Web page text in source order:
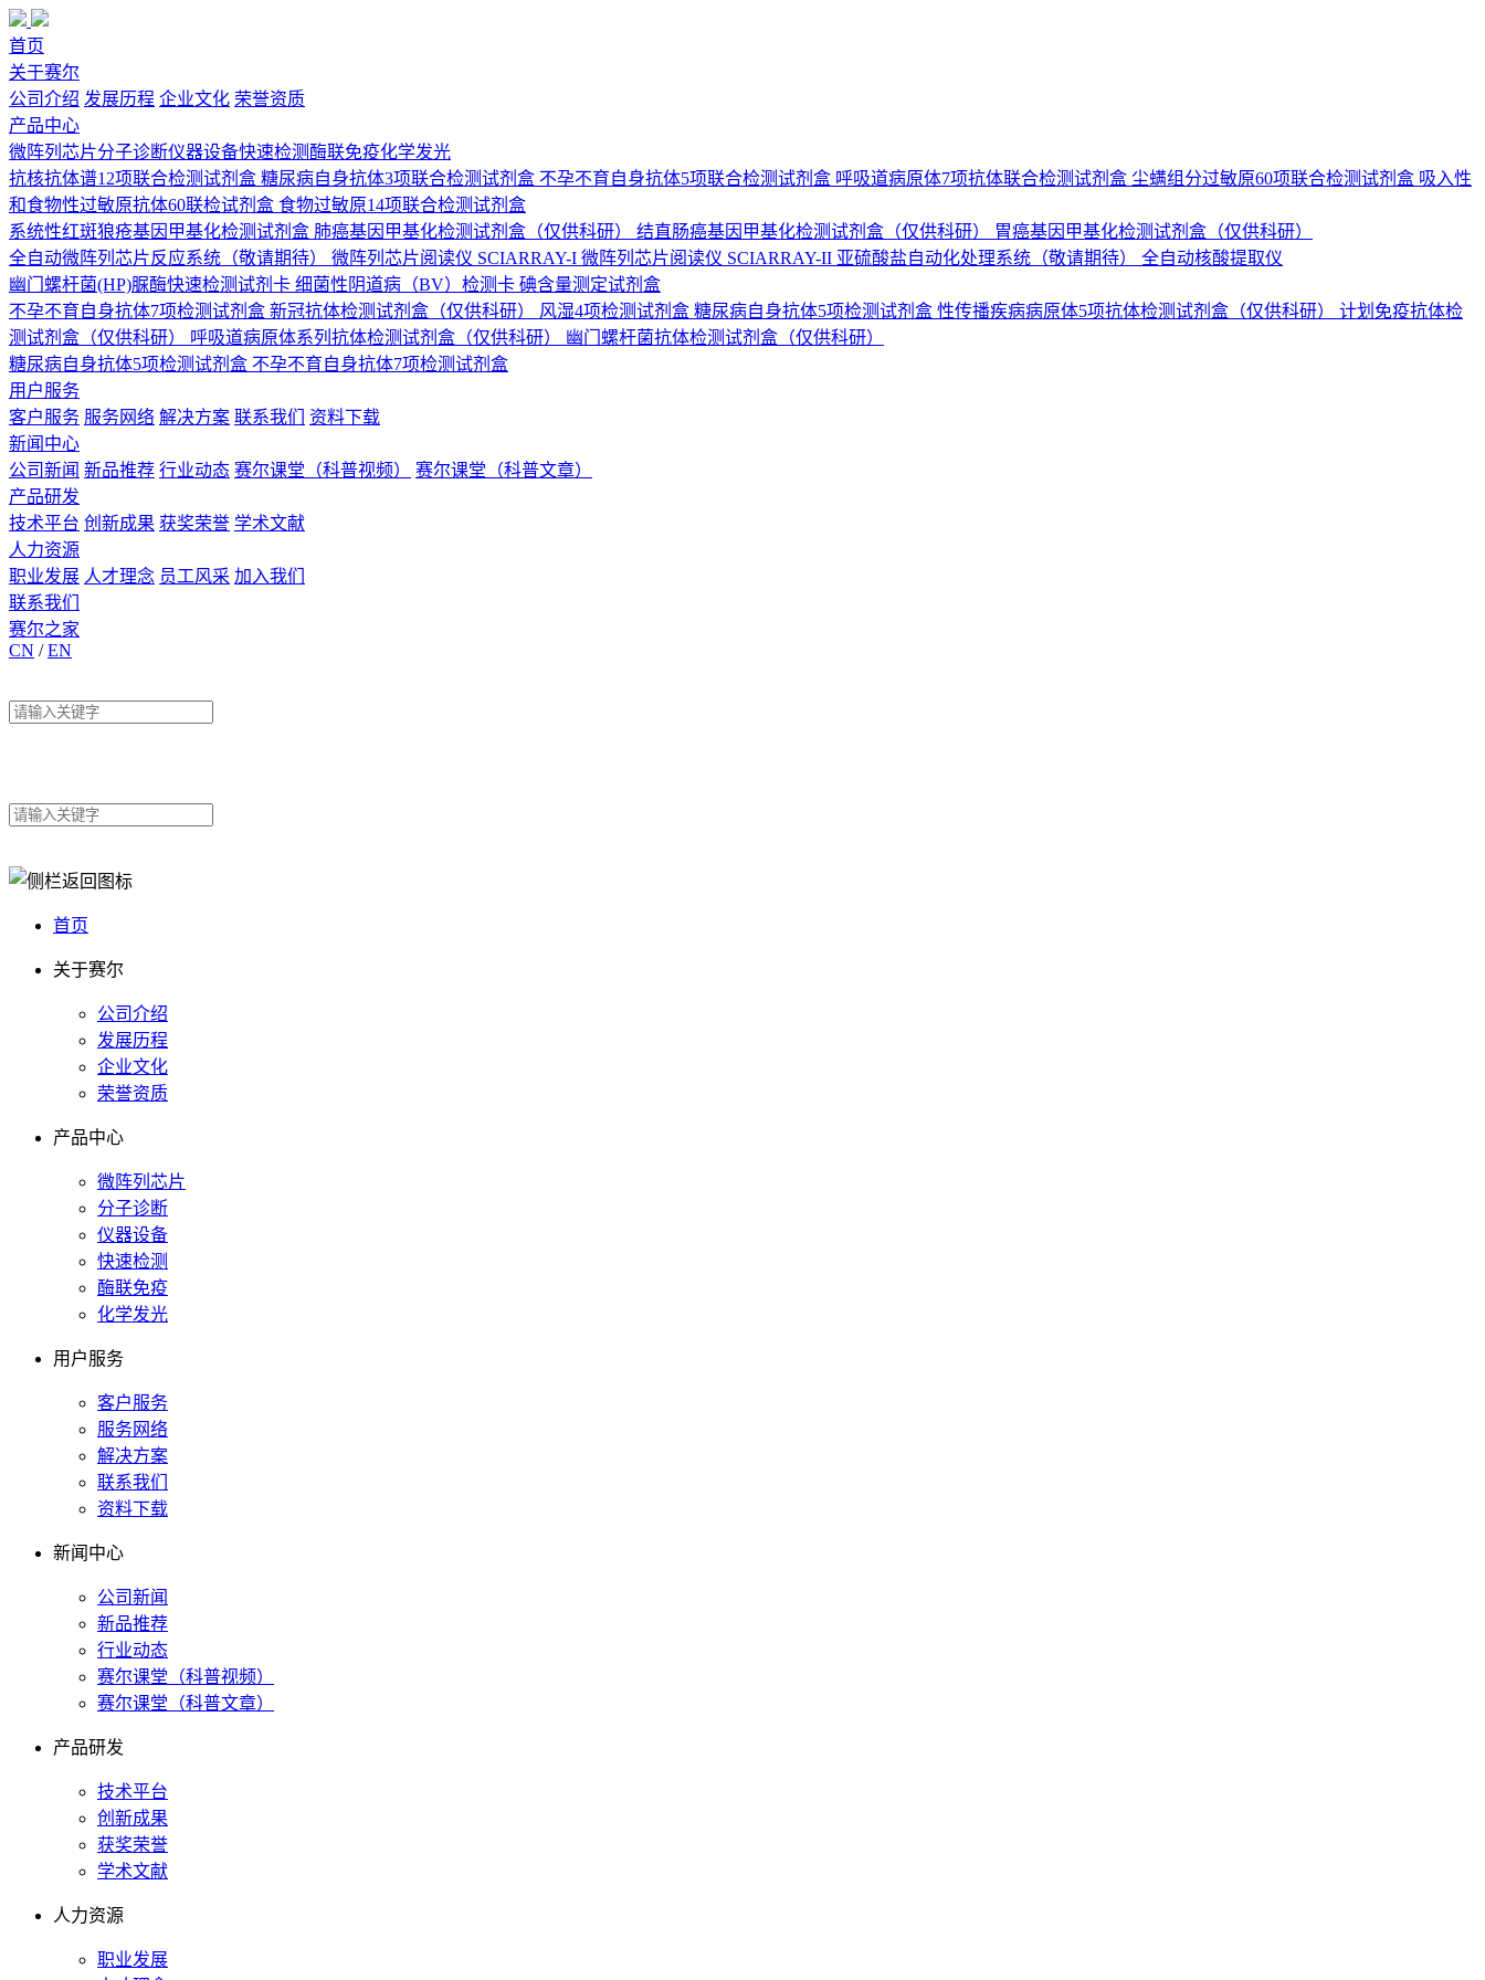
首页
关于赛尔
公司介绍 发展历程 企业文化 荣誉资质
产品中心
微阵列芯片分子诊断仪器设备快速检测 酶联免疫化学发光
抗核抗体谱12项联合检测试剂盒 糖尿病自身抗体3项联合检测试剂盒 不孕不育自身抗体5项联合检测试剂盒 呼吸道病原体7项抗体联合检测试剂盒 尘螨组分过敏原60项联合检测试剂盒 吸入性
和食物性过敏原抗体60联检试剂盒 食物过敏原14项联合检测试剂盒
系统性红斑狼疮基因甲基化检测试剂盒 肺癌基因甲基化检测试剂盒（仅供科研） 结直肠癌基因甲基化检测试剂盒（仅供科研）
胃癌基因甲基化检测试剂盒（仅供科研）
全自动微阵列芯片反应系统（敬请期待） 微阵列芯片阅读仪 SCIARRAY-I 微阵列芯片阅读仪 SCIARRAY-II 亚硫酸盐自动化处理系统（敬请期待） 全自动核酸提取仪
幽门螺杆菌(HP)脲酶快速检测试剂卡 细菌性阴道病（BV）检测卡 碘含量测定试剂盒
不孕不育自身抗体7项检测试剂盒 新冠抗体检测试剂盒（仅供科研） 风湿4项检测试剂盒 糖尿病自身抗体5项检测试剂盒 性传播疾病病原体5项抗体检测试剂盒（仅供科研） 计划免疫抗体检
测试剂盒（仅供科研）
呼吸道病原体系列抗体检测试剂盒（仅供科研）
幽门螺杆菌抗体检测试剂盒（仅供科研）
糖尿病自身抗体5项检测试剂盒 不孕不育自身抗体7项检测试剂盒
用户服务
客户服务 服务网络 解决方案 联系我们
资料下载
新闻中心
公司新闻 新品推荐 行业动态 赛尔课堂（科普视频）
赛尔课堂（科普文章）
产品研发
技术平台 创新成果 获奖荣誉 学术文献
人力资源
职业发展 人才理念 员工风采 加入我们
联系我们
赛尔之家
CN /EN
首页
关于赛尔
公司介绍
发展历程
企业文化
荣誉资质
产品中心
微阵列芯片
分子诊断
仪器设备
快速检测
酶联免疫
化学发光
用户服务
客户服务
服务网络
解决方案
联系我们
资料下载
新闻中心
公司新闻
新品推荐
行业动态
赛尔课堂（科普视频）
赛尔课堂（科普文章）
产品研发
技术平台
创新成果
获奖荣誉
学术文献
人力资源
职业发展